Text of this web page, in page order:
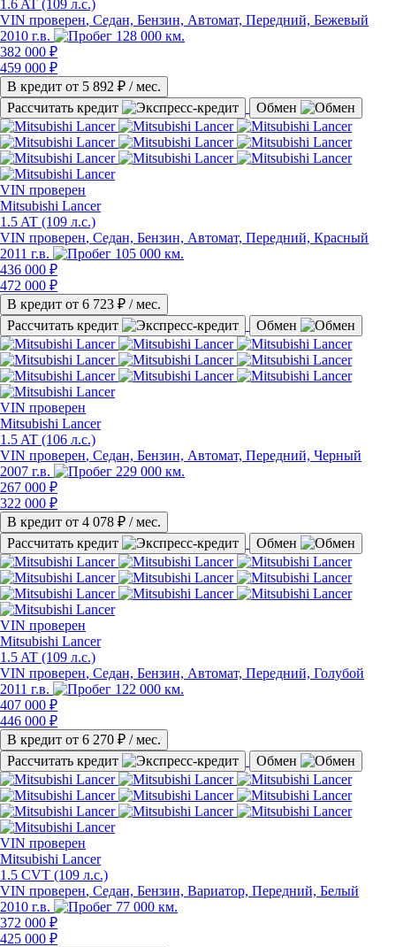
1.6 AT (109 л.с.)
VIN проверен, Седан, Бензин, Автомат, Передний, Бежевый
2010 г.в.
128 000 км.
382 000 ₽
459 000 ₽
В кредит от 5 892 ₽ / мес.
Рассчитать кредит
Обмен
VIN проверен
Mitsubishi Lancer
1.5 AT (109 л.с.)
VIN проверен, Седан, Бензин, Автомат, Передний, Красный
2011 г.в.
105 000 км.
436 000 ₽
472 000 ₽
В кредит от 6 723 ₽ / мес.
Рассчитать кредит
Обмен
VIN проверен
Mitsubishi Lancer
1.5 AT (106 л.с.)
VIN проверен, Седан, Бензин, Автомат, Передний, Черный
2007 г.в.
229 000 км.
267 000 ₽
322 000 ₽
В кредит от 4 078 ₽ / мес.
Рассчитать кредит
Обмен
VIN проверен
Mitsubishi Lancer
1.5 AT (109 л.с.)
VIN проверен, Седан, Бензин, Автомат, Передний, Голубой
2011 г.в.
122 000 км.
407 000 ₽
446 000 ₽
В кредит от 6 270 ₽ / мес.
Рассчитать кредит
Обмен
VIN проверен
Mitsubishi Lancer
1.5 CVT (109 л.с.)
VIN проверен, Седан, Бензин, Вариатор, Передний, Белый
2010 г.в.
77 000 км.
372 000 ₽
425 000 ₽